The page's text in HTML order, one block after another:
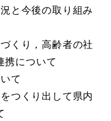
と今後の取り組み
くり，高齢者の社
携について
て
つくり出して県内